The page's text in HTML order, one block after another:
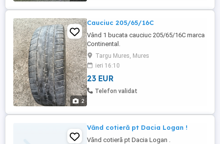
2
Cauciuc 205/65/16C
Vând 1 bucata cauciuc 205/65/16C marca
Continental.
Targu Mures, Mures
ieri 16:10
23 EUR
Telefon validat
Vānd cotieră pt Dacia Logan !
Vănd cotieră pt Dacia Logan .